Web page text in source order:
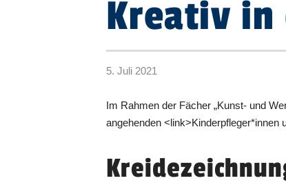
Kreativ in
5. Juli 2021
Im Rahmen der Fächer „Kunst- und
angehenden